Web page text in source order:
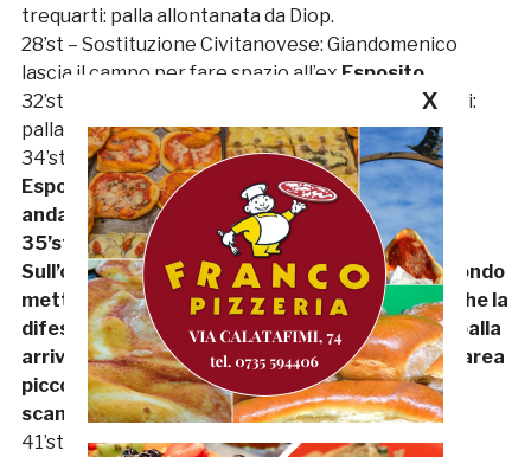
trequarti: palla allontanata da Diop.
28’st – Sostituzione Civitanovese: Giandomenico
lascia il campo per fare spazio all’ex Esposito.
32’st – D’Eramo tenta una conclusione dai 30 metri:
palla ampiamente sul fondo.
34’st –
GOL DELLA CIVITANOVESE!Lancio di
Esposito in area di rigore, Franco calcia in porta
andando a trafiggere Orsini.
35’st – GOOOOOOOOL DELLA SAAAAAAAMB!!!
Sull’out di sinistra, D’Eramo serve Lulli che dal fondo
mette al centro dell’area un pallone rasoterra che la
difesa casalinga non riesce ad intercettare, la palla
arriva sul sinistro di Kerjota che, dal centro dell’area
piccola, scaglia in porta un tiro che non lascia
scampo a Petrucci.
41’st – Sostituzione Civitanovese: Tassi prende il
X